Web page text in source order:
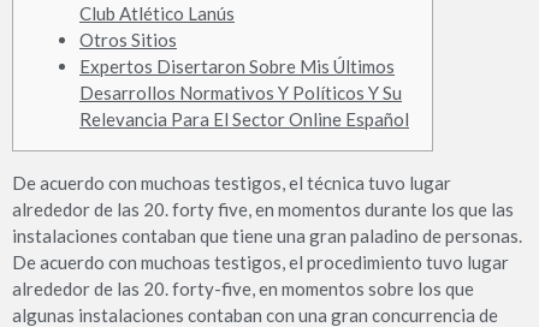
Club Atlético Lanús
Otros Sitios
Expertos Disertaron Sobre Mis Últimos
Desarrollos Normativos Y Políticos Y Su
Relevancia Para El Sector Online Español
De acuerdo con muchoas testigos, el técnica tuvo lugar
alrededor de las 20. forty five, en momentos durante los que las
instalaciones contaban que tiene una gran paladino de personas.
De acuerdo con muchoas testigos, el procedimiento tuvo lugar
alrededor de las 20. forty-five, en momentos sobre los que
algunas instalaciones contaban con una gran concurrencia de